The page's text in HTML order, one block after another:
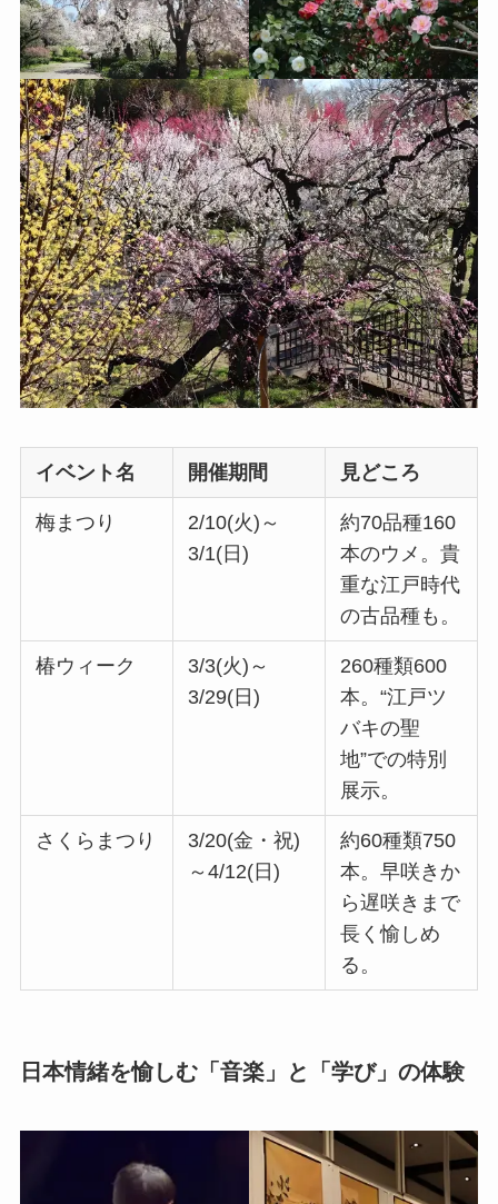
イベント名 開催期間 見どころ
梅まつり
2/10(火)～
3/1(日)
約70品種160
本のウメ。貴
重な江戸時代
の古品種も。
椿ウィーク
3/3(火)～
3/29(日)
260種類600
本。“江戸ツ
バキの聖
地”での特別
展示。
さくらまつり
3/20(金・祝)
～4/12(日)
約60種類750
本。早咲きか
ら遅咲きまで
長く愉しめ
る。
日本情緒を愉しむ「音楽」と「学び」の体験